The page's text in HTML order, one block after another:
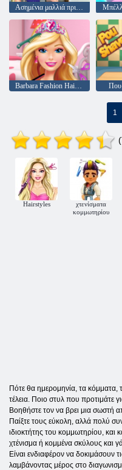
Ασημένια μαλλιά πριγκίπισσας
Που
1
Hairstyles
χτενίσματα
κομμωτηρίου
Πότε θα ημερομηνία, τα κόμματα,
τέλεια. Ποιο στυλ που προτιμάτε
Βοηθήστε τον να βρει μια σωστή
Παίξτε τους εύκολη, αλλά πολύ
ιδιοκτήτης του κομμωτηρίου, και
χτένισμα ή κομμένα σκύλους και
Είναι ενδιαφέρον να δοκιμάσουν
λαμβάνοντας μέρος στο